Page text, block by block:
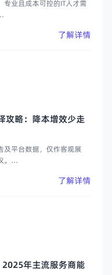
业且成本可控的IT人才需
了解详情
攻略：降本增效少走
及平台数据，仅作客观展
。...
了解详情
年主流服务商能